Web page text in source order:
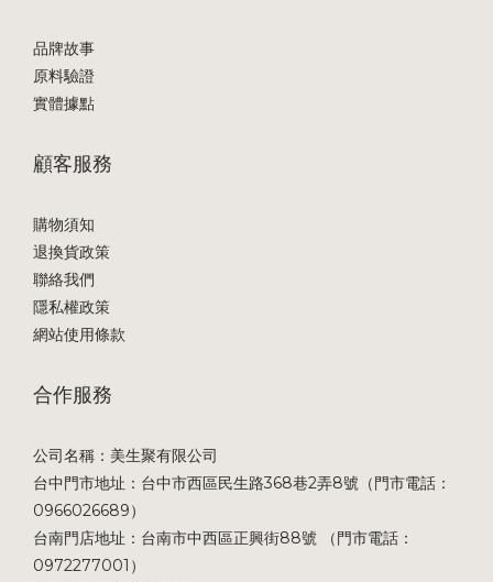
品牌故事
原料驗證
實體據點
顧客服務
購物須知
退換貨政策
聯絡我們
隱私權政策
網站使用條款
合作服務
公司名稱：美生聚有限公司
台中門市地址：台中市西區民生路368巷2弄8號（門市電話：
0966026689）
台南門店地址：台南市中西區正興街88號 （門市電話：
0972277001）